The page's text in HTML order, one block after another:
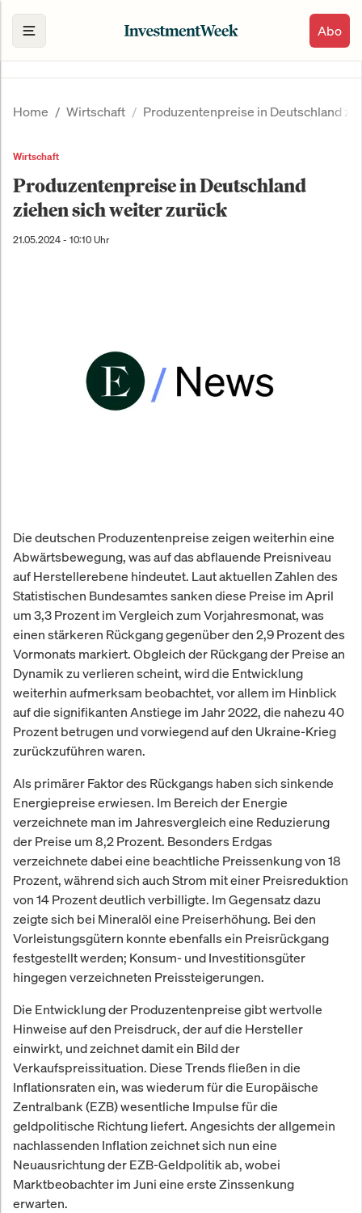
Abo
Home Wirtschaft Produzentenpreise in Deutschland
Wirtschaft
Produzentenpreise in Deutschland
ziehen sich weiter zurück
21.05.2024 - 10:10 Uhr
Die deutschen Produzentenpreise zeigen weiterhin eine
Abwärtsbewegung, was auf das abflauende Preisniveau
auf Herstellerebene hindeutet. Laut aktuellen Zahlen des
Statistischen Bundesamtes sanken diese Preise im April
um 3,3 Prozent im Vergleich zum Vorjahresmonat, was
einen stärkeren Rückgang gegenüber den 2,9 Prozent des
Vormonats markiert. Obgleich der Rückgang der Preise an
Dynamik zu verlieren scheint, wird die Entwicklung
weiterhin aufmerksam beobachtet, vor allem im Hinblick
auf die signifikanten Anstiege im Jahr 2022, die nahezu 40
Prozent betrugen und vorwiegend auf den Ukraine-Krieg
zurückzuführen waren.
Als primärer Faktor des Rückgangs haben sich sinkende
Energiepreise erwiesen. Im Bereich der Energie
verzeichnete man im Jahresvergleich eine Reduzierung
der Preise um 8,2 Prozent. Besonders Erdgas
verzeichnete dabei eine beachtliche Preissenkung von 18
Prozent, während sich auch Strom mit einer Preisreduktion
von 14 Prozent deutlich verbilligte. Im Gegensatz dazu
zeigte sich bei Mineralöl eine Preiserhöhung. Bei den
Vorleistungsgütern konnte ebenfalls ein Preisrückgang
festgestellt werden; Konsum- und Investitionsgüter
hingegen verzeichneten Preissteigerungen.
Die Entwicklung der Produzentenpreise gibt wertvolle
Hinweise auf den Preisdruck, der auf die Hersteller
einwirkt, und zeichnet damit ein Bild der
Verkaufspreissituation. Diese Trends fließen in die
Inflationsraten ein, was wiederum für die Europäische
Zentralbank (EZB) wesentliche Impulse für die
geldpolitische Richtung liefert. Angesichts der allgemein
nachlassenden Inflation zeichnet sich nun eine
Neuausrichtung der EZB-Geldpolitik ab, wobei
Marktbeobachter im Juni eine erste Zinssenkung
erwarten.